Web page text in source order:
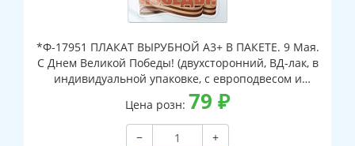
*Ф-17951 ПЛАКАТ ВЫРУБНОЙ А3+ В ПАКЕТЕ. 9 Мая.
С Днем Великой Победы! (двухсторонний, ВД-лак, в
индивидуальной упаковке, с европодвесом и
клеевым клапаном)
Цена розн: 79 ₽
−
+